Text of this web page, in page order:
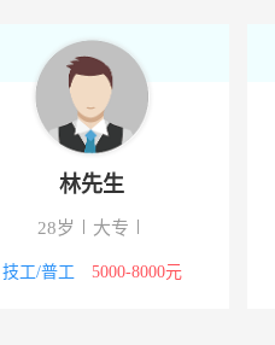
云南极兔供应链有限公司
云南黉创教育投资有限公司
玉溪市高新区鸿鑫汽配服务部
昆明婴格经贸有限公司
林先生
28岁 大专
技工/普工 5000-8000元